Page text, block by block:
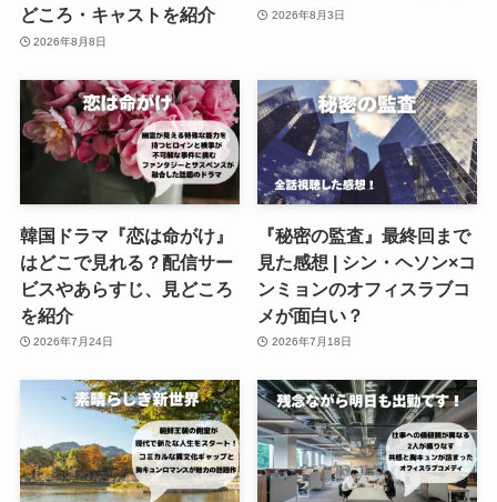
どころ・キャストを紹介
2026年8月8日
2026年8月3日
韓国ドラマ『恋は命がけ』
はどこで見れる？配信サー
ビスやあらすじ、見どころ
を紹介
2026年7月24日
『秘密の監査』最終回まで
見た感想 | シン・ヘソン×コ
ンミョンのオフィスラブコ
メが面白い？
2026年7月18日